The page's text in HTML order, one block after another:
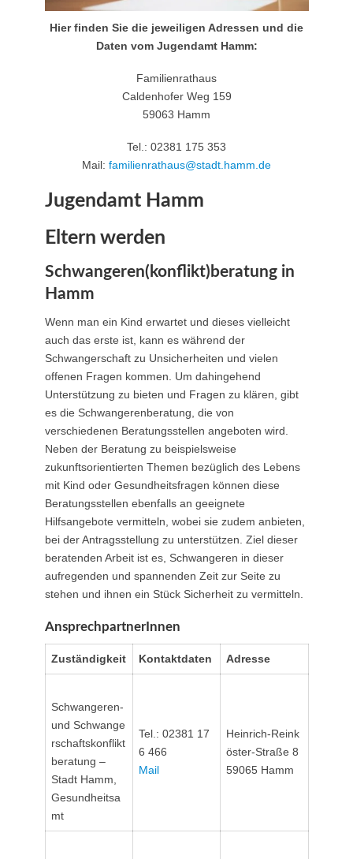
Hier finden Sie die jeweiligen Adressen und die
Daten vom Jugendamt Hamm:
Familienrathaus
Caldenhofer Weg 159
59063 Hamm
Tel.: 02381 175 353
Mail: familienrathaus@stadt.hamm.de
Jugendamt Hamm
Eltern werden
Schwangeren(konflikt)beratung in
Hamm
Wenn man ein Kind erwartet und dieses vielleicht
auch das erste ist, kann es während der
Schwangerschaft zu Unsicherheiten und vielen
offenen Fragen kommen. Um dahingehend
Unterstützung zu bieten und Fragen zu klären, gibt
es die Schwangerenberatung, die von
verschiedenen Beratungsstellen angeboten wird.
Neben der Beratung zu beispielsweise
zukunftsorientierten Themen bezüglich des Lebens
mit Kind oder Gesundheitsfragen können diese
Beratungsstellen ebenfalls an geeignete
Hilfsangebote vermitteln, wobei sie zudem anbieten,
bei der Antragsstellung zu unterstützen. Ziel dieser
beratenden Arbeit ist es, Schwangeren in dieser
aufregenden und spannenden Zeit zur Seite zu
stehen und ihnen ein Stück Sicherheit zu vermitteln.
AnsprechpartnerInnen
Zuständigkeit Kontaktdaten Adresse
Schwangeren-
und Schwange
rschaftskonflikt
beratung –
Stadt Hamm,
Gesundheitsa
mt
Tel.: 02381 17
6 466
Mail
Heinrich-Reink
öster-Straße 8
59065 Hamm